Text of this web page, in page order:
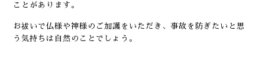
ことがあります。
お祓いで仏様や神様のご加護をいただき、事故を防ぎたいと思
う気持ちは自然のことでしょう。